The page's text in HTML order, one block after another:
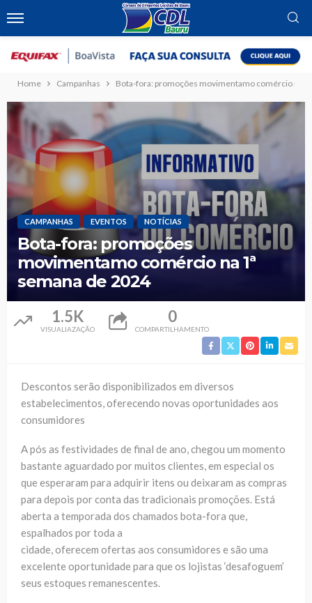
Home Campanhas Bota-fora: promoções movimentamo comércio na
CAMPANHAS EVENTOS NOTÍCIAS
Bota-fora: promoções
movimentamo comércio na 1ª
semana de 2024
1.5K
VISUALIAZAÇÃO
0
COMPARTILHAMENTO
Descontos serão disponibilizados em diversos
estabelecimentos, oferecendo novas oportunidades aos
consumidores
A pós as festividades de final de ano, chegou um momento
bastante aguardado por muitos clientes, em especial os
que esperaram para adquirir itens ou deixaram as compras
para depois por conta das tradicionais promoções. Está
aberta a temporada dos chamados bota-fora que,
espalhados por toda a
cidade, oferecem ofertas aos consumidores e são uma
excelente oportunidade para que os lojistas ‘desafoguem’
seus estoques remanescentes.